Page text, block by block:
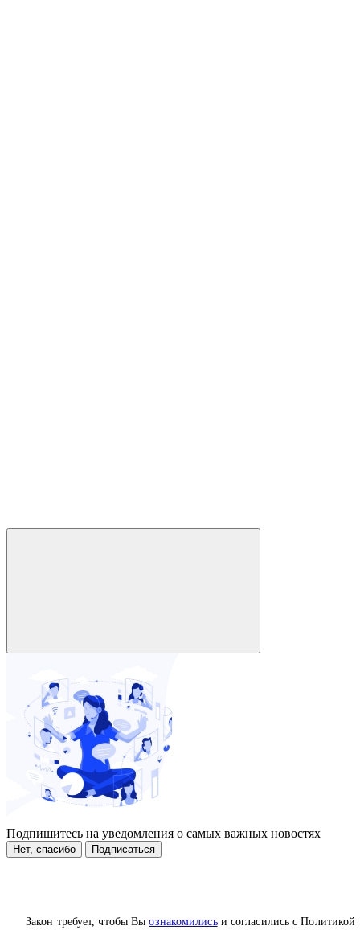
Закон требует, чтобы Выознакомилисьи согласились с Политикой
Подпишитесь на уведомления о самых важных новостях
Нет, спасибо Подписаться